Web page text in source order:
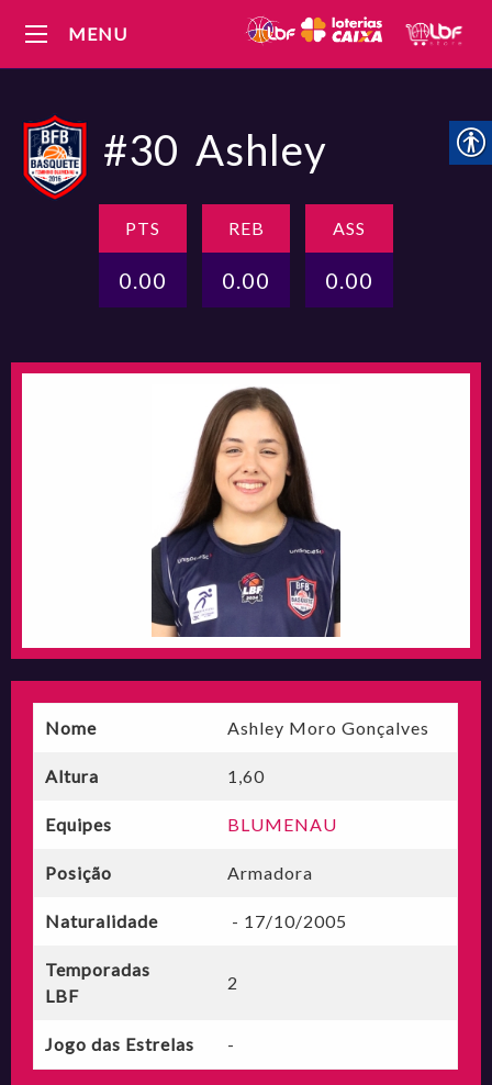
MENU
#30 Ashley
PTS
0.00
REB
0.00
ASS
0.00
Nome Ashley Moro Gonçalves
Altura 1,60
Equipes BLUMENAU
Posição Armadora
Naturalidade - 17/10/2005
Temporadas
LBF
2
Jogo das Estrelas -